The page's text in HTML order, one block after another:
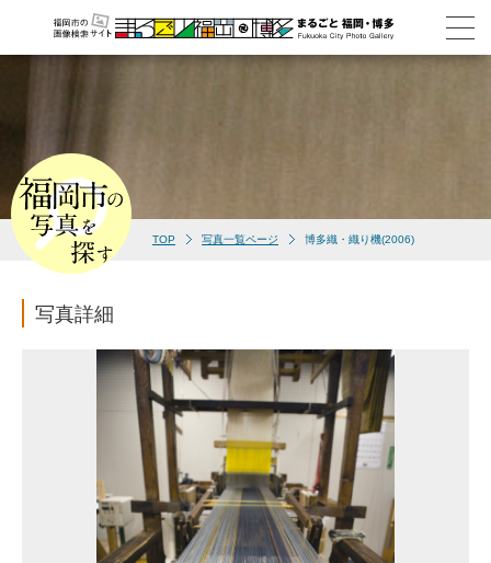
TOP 写真一覧ページ 博多織・織り機(2006)
写真詳細